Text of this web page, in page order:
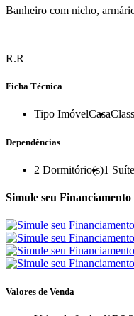
Banheiro com nicho,
R.R
Ficha Técnica
Tipo ImóvelCasa
Dependências
2 Dormitório(s)1
Simule seu Financiamento
Valores de Venda